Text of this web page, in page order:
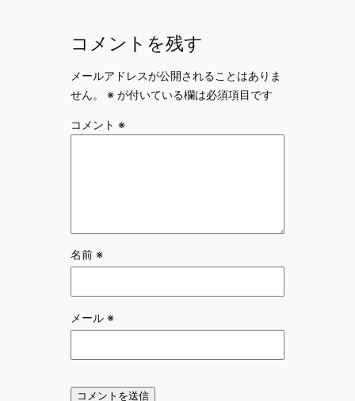
コメントを残す
メールアドレスが公開されることはありま
せん。
※が付いている欄は必須項目です
コメント ※
名前 ※
メール ※